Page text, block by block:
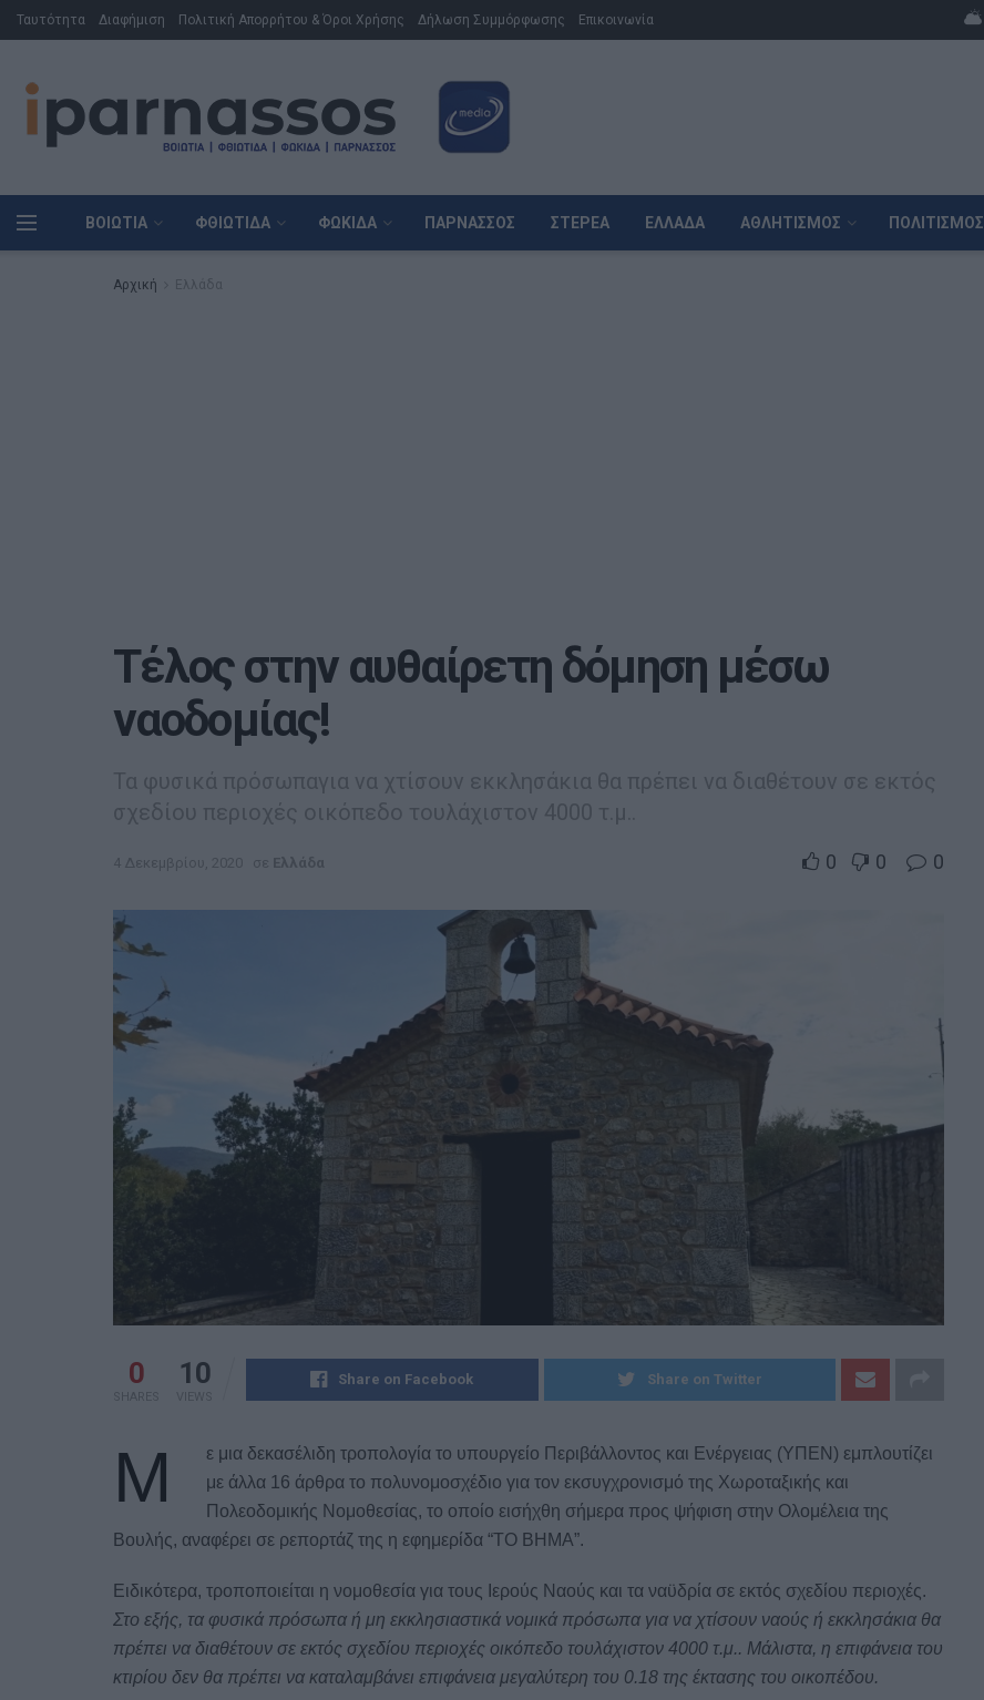
Ταυτότητα Διαφήμιση Πολιτική Απορρήτου & Όροι Χρήσης Δήλωση Συμμόρφωσης Επικοινωνία
ΒΟΙΩΤΊΑ ΦΘΙΏΤΙΔΑ ΦΩΚΊΔΑ ΠΑΡΝΑΣΣΌΣ ΣΤΕΡΕΆ ΕΛΛΆΔΑ ΑΘΛΗΤΙΣΜΌΣ ΠΟΛΙΤΙΣΜΌΣ
Αρχική Ελλάδα
Τέλος στην αυθαίρετη δόμηση μέσω
ναοδομίας!
Τα φυσικά πρόσωπαγια να χτίσουν εκκλησάκια θα πρέπει να διαθέτουν σε εκτός
σχεδίου περιοχές οικόπεδο τουλάχιστον 4000 τ.μ..
4 Δεκεμβρίου, 2020 σε Ελλάδα 0 0 0
0
SHARES
10
VIEWS
Share on Facebook Share on Twitter
Μ
ε μια δεκασέλιδη τροπολογία το υπουργείο Περιβάλλοντος και Ενέργειας (ΥΠΕΝ) εμπλουτίζει
με άλλα 16 άρθρα το πολυνομοσχέδιο για τον εκσυγχρονισμό της Χωροταξικής και
Πολεοδομικής Νομοθεσίας, το οποίο εισήχθη σήμερα προς ψήφιση στην Ολομέλεια της
Βουλής, αναφέρει σε ρεπορτάζ της η εφημερίδα “ΤΟ ΒΗΜΑ”.
Ειδικότερα, τροποποιείται η νομοθεσία για τους Ιερούς Ναούς και τα ναϋδρία σε εκτός σχεδίου περιοχές.
Στο εξής, τα φυσικά πρόσωπα ή μη εκκλησιαστικά νομικά πρόσωπα για να χτίσουν ναούς ή εκκλησάκια θα
πρέπει να διαθέτουν σε εκτός σχεδίου περιοχές οικόπεδο τουλάχιστον 4000 τ.μ.. Μάλιστα, η επιφάνεια του
κτιρίου δεν θα πρέπει να καταλαμβάνει επιφάνεια μεγαλύτερη του 0.18 της έκτασης του οικοπέδου.
Dnews.gr